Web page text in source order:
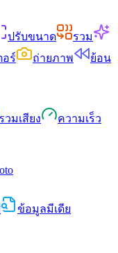
ปรับขนาด
รวม
อร์ ถ่ายภาพ
ย้อน
รวมเสียง
ความเร็ว
ข้อมูลมีเดีย